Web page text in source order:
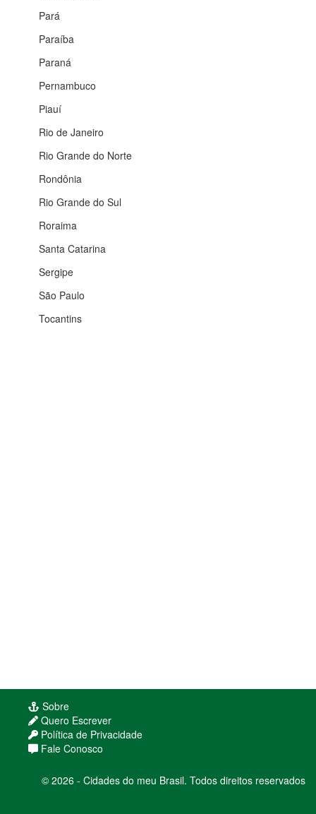
Pará
Paraíba
Paraná
Pernambuco
Piauí
Rio de Janeiro
Rio Grande do Norte
Rondônia
Rio Grande do Sul
Roraima
Santa Catarina
Sergipe
São Paulo
Tocantins
Sobre
Quero Escrever
Política de Privacidade
Fale Conosco
© 2026 - Cidades do meu Brasil. Todos direitos reservados